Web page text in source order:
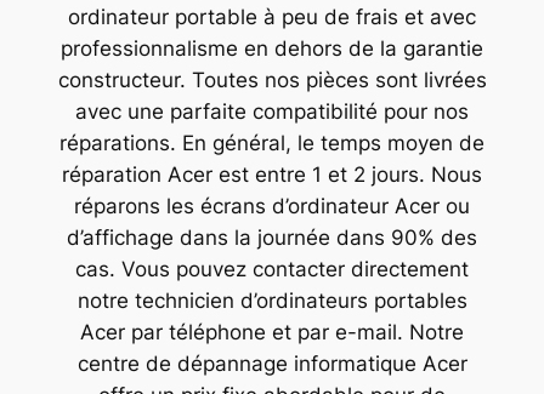
ordinateur portable à peu de frais et avec
professionnalisme en dehors de la garantie
constructeur. Toutes nos pièces sont livrées
avec une parfaite compatibilité pour nos
réparations. En général, le temps moyen de
réparation Acer est entre 1 et 2 jours. Nous
réparons les écrans d’ordinateur Acer ou
d’affichage dans la journée dans 90% des
cas. Vous pouvez contacter directement
notre technicien d’ordinateurs portables
Acer par téléphone et par e-mail. Notre
centre de dépannage informatique Acer